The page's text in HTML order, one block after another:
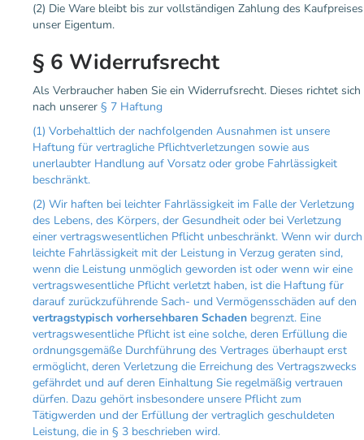
(2) Die Ware bleibt bis zur vollständigen Zahlung des Kaufpreises
unser Eigentum.
§ 6 Widerrufsrecht
Als Verbraucher haben Sie ein Widerrufsrecht. Dieses richtet sich
nach unserer § 7 Haftung
(1) Vorbehaltlich der nachfolgenden Ausnahmen ist unsere
Haftung für vertragliche Pflichtverletzungen sowie aus
unerlaubter Handlung auf Vorsatz oder grobe Fahrlässigkeit
beschränkt.
(2) Wir haften bei leichter Fahrlässigkeit im Falle der Verletzung
des Lebens, des Körpers, der Gesundheit oder bei Verletzung
einer vertragswesentlichen Pflicht unbeschränkt. Wenn wir durch
leichte Fahrlässigkeit mit der Leistung in Verzug geraten sind,
wenn die Leistung unmöglich geworden ist oder wenn wir eine
vertragswesentliche Pflicht verletzt haben, ist die Haftung für
darauf zurückzuführende Sach- und Vermögensschäden auf den
vertragstypisch vorhersehbaren Schaden begrenzt. Eine
vertragswesentliche Pflicht ist eine solche, deren Erfüllung die
ordnungsgemäße Durchführung des Vertrages überhaupt erst
ermöglicht, deren Verletzung die Erreichung des Vertragszwecks
gefährdet und auf deren Einhaltung Sie regelmäßig vertrauen
dürfen. Dazu gehört insbesondere unsere Pflicht zum
Tätigwerden und der Erfüllung der vertraglich geschuldeten
Leistung, die in § 3 beschrieben wird.